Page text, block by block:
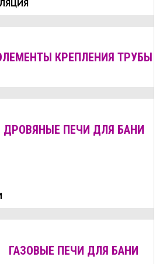
КРЕПЛЕНИЯ ТРУБЫ
ДРОВЯНЫЕ ПЕЧИ ДЛЯ БАНИ
ГАЗОВЫЕ ПЕЧИ ДЛЯ БАНИ